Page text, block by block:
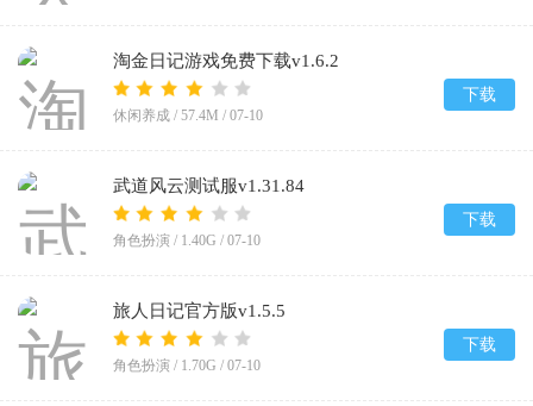
淘金日记游戏免费下载v1.6.2
休闲养成 / 57.4M / 07-10
下载
武道风云测试服v1.31.84
角色扮演 / 1.40G / 07-10
下载
旅人日记官方版v1.5.5
角色扮演 / 1.70G / 07-10
下载